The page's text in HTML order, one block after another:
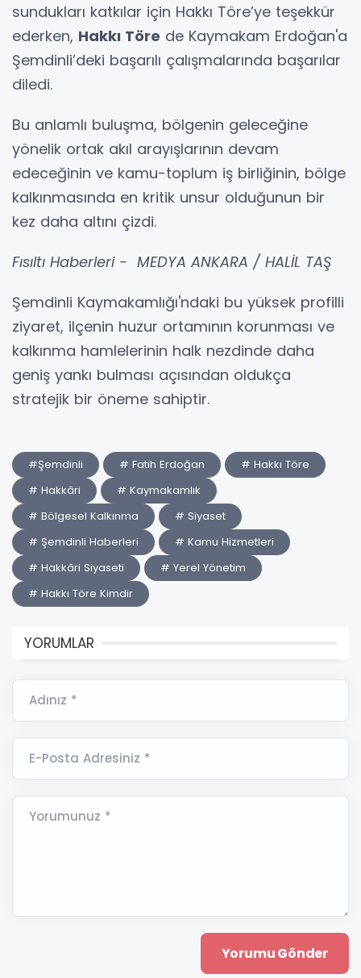
sundukları katkılar için Hakkı Töre’ye teşekkür
ederken, Hakkı Töre de Kaymakam Erdoğan'a
Şemdinli’deki başarılı çalışmalarında başarılar
diledi.
Bu anlamlı buluşma, bölgenin geleceğine
yönelik ortak akıl arayışlarının devam
edeceğinin ve kamu-toplum iş birliğinin, bölge
kalkınmasında en kritik unsur olduğunun bir
kez daha altını çizdi.
Fısıltı Haberleri - MEDYA ANKARA / HALİL TAŞ
Şemdinli Kaymakamlığı'ndaki bu yüksek profilli
ziyaret, ilçenin huzur ortamının korunması ve
kalkınma hamlelerinin halk nezdinde daha
geniş yankı bulması açısından oldukça
stratejik bir öneme sahiptir.
#Şemdinli # Fatih Erdoğan
# Hakkı Töre
# Hakkâri
# Kaymakamlık
# Bölgesel Kalkınma
# Siyaset
# Şemdinli Haberleri
# Kamu Hizmetleri
# Hakkâri Siyaseti
# Yerel Yönetim
# Hakkı Töre Kimdir
YORUMLAR
Adınız *
E-Posta Adresiniz *
Yorumunuz *